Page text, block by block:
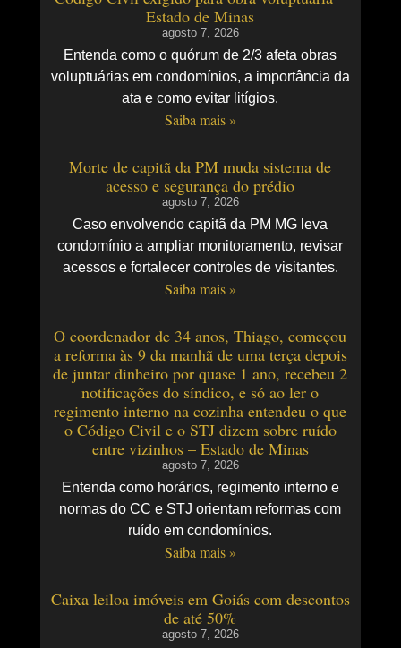
Estado de Minas
agosto 7, 2026
Entenda como o quórum de 2/3 afeta obras
voluptuárias em condomínios, a importância da
ata e como evitar litígios.
Saiba mais »
Morte de capitã da PM muda sistema de
acesso e segurança do prédio
agosto 7, 2026
Caso envolvendo capitã da PM MG leva
condomínio a ampliar monitoramento, revisar
acessos e fortalecer controles de visitantes.
Saiba mais »
O coordenador de 34 anos, Thiago, começou
a reforma às 9 da manhã de uma terça depois
de juntar dinheiro por quase 1 ano, recebeu 2
notificações do síndico, e só ao ler o
regimento interno na cozinha entendeu o que
o Código Civil e o STJ dizem sobre ruído
entre vizinhos – Estado de Minas
agosto 7, 2026
Entenda como horários, regimento interno e
normas do CC e STJ orientam reformas com
ruído em condomínios.
Saiba mais »
Caixa leiloa imóveis em Goiás com descontos
de até 50%
agosto 7, 2026